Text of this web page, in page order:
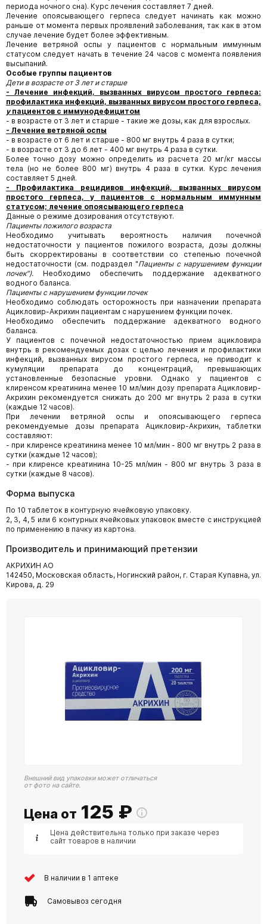
периода ночного сна). Курс лечения составляет 7 дней.
Лечение опоясывающего герпеса следует начинать как можно
раньше от момента первых проявлений заболевания, так как в этом
случае лечение будет более эффективным.
Лечение ветряной оспы у пациентов с нормальным иммунным
статусом следует начать в течение 24 часов с момента появления
высыпаний.
Особые группы пациентов
Дети в возрасте от 3 лет и старше
- Лечение инфекций, вызванных вирусом простого герпеса:
профилактика инфекций, вызванных вирусом простого герпеса,
упациентов с иммунодефицитом
- в возрасте от 3 лет и старше - такие же дозы, как для взрослых.
- Лечение ветряной оспы
- в возрасте от 6 лет и старше - 800 мг внутрь 4 раза в сутки;
- в возрасте от 3 до 6 лет - 400 мг внутрь 4 раза в сутки.
Более точно дозу можно определить из расчета 20 мг/кг массы
тела (но не более 800 мг) внутрь 4 раза в сутки. Курс лечения
составляет 5 дней.
- Профилактика рецидивов инфекций, вызванных вирусом
простого герпеса, у пациентов с нормальным иммунным
статусом; лечение опоясывающего герпеса
Данные о режиме дозирования отсутствуют.
Пациенты пожилого возраста
Необходимо учитывать вероятность наличия почечной
недостаточности у пациентов пожилого возраста, дозы должны
быть скорректированы в соответствии со степенью почечной
недостаточности (см. подраздел "Пациенты с нарушением функции
почек"). Необходимо обеспечить поддержание адекватного
водного баланса.
Пациенты с нарушением функции почек
Необходимо соблюдать осторожность при назначении препарата
Ацикловир-Акрихин пациентам с нарушением функции почек.
Необходимо обеспечить поддержание адекватного водного
баланса.
У пациентов с почечной недостаточностью прием ацикловира
внутрь в рекомендуемых дозах с целью лечения и профилактики
инфекций, вызванных вирусом простого герпеса, не приводит к
кумуляции препарата до концентраций, превышающих
установленные безопасные уровни. Однако у пациентов с
клиренсом креатинина менее 10 мл/мин дозу препарата Ацикловир-
Акрихин рекомендуется снижать до 200 мг внутрь 2 раза в сутки
(каждые 12 часов).
При лечении ветряной оспы и опоясывающего герпеса
рекомендуемые дозы препарата Ацикловир-Акрихин, таблетки
составляют:
- при клиренсе креатинина менее 10 мл/мин - 800 мг внутрь 2 раза в
сутки (каждые 12 часов);
- при клиренсе креатинина 10-25 мл/мин - 800 мг внутрь 3 раза в
сутки (каждые 8 часов).
Форма выпуска
По 10 таблеток в контурную ячейковую упаковку.
2, 3, 4, 5 или 6 контурных ячейковых упаковок вместе с инструкцией
по применению в пачку из картона.
Производитель и принимающий претензии
АКРИХИН АО
142450, Московская область, Ногинский район, г. Старая Купавна, ул.
Кирова, д. 29
Внешний вид упаковки может отличаться
от фото на сайте.
Цена от 125 ₽
Цена действительна только при заказе через
сайт товаров в наличии
В наличии в 1 аптеке
Самовывоз сегодня